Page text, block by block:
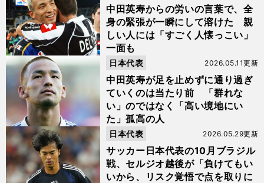
ル
テ
ィ
ー
バ
中田英寿からの労いの言葉で、全
身の緊張が一瞬にして溶けた 親
しい人には「すごく人懐っこい」
一面も
中田英寿が足を止めずに通り過ぎ
ていくのは当たり前 「群れな
い」のではなく「高い境地にい
た」孤高の人
2026.05.11更新
日本代表
サッカー日本代表の10月ブラジル
戦、セルジオ越後が「負けてもい
いから、リスク覚悟で点を取りに
2026.05.29更新
日本代表